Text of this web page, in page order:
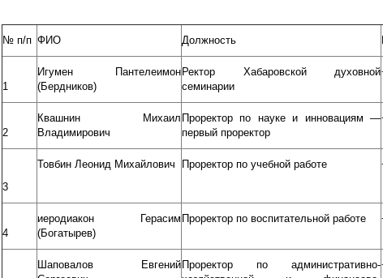
№ п/п ФИО Должность
1
Игумен Пантелеимон
(Бердников)
Ректор Хабаровской духовной
семинарии
2
Квашнин Михаил
Владимирович
Проректор по науке и инновациям —
первый проректор
3
Товбин Леонид Михайлович Проректор по учебной работе
4
иеродиакон Герасим
(Богатырев)
Проректор по воспитательной работе
Шаповалов Евгений Проректор по административно-